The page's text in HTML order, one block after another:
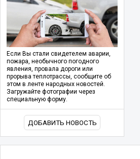
Если Вы стали свидетелем аварии,
пожара, необычного погодного
явления, провала дороги или
прорыва теплотрассы, сообщите об
этом в ленте народных новостей.
Загружайте фотографии через
специальную форму.
ДОБАВИТЬ НОВОСТЬ